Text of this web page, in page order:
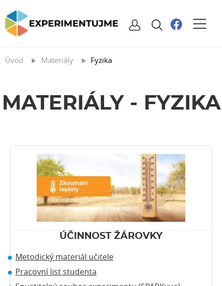
Úvod Materiály Fyzika
MATERIÁLY - FYZIKA
ÚČINNOST ŽÁROVKY
Metodický materiál učitele
Pracovní list studenta